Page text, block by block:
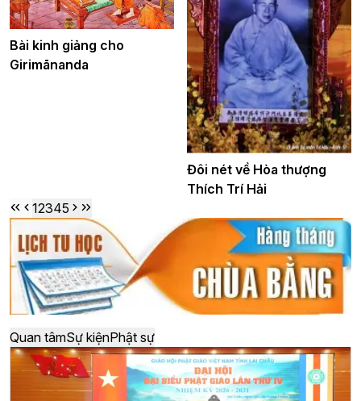
Bài kinh giảng cho
Girimānanda
Đôi nét về Hòa thượng
Thích Trí Hải
12345
Quan tâmSự kiệnPhật sự